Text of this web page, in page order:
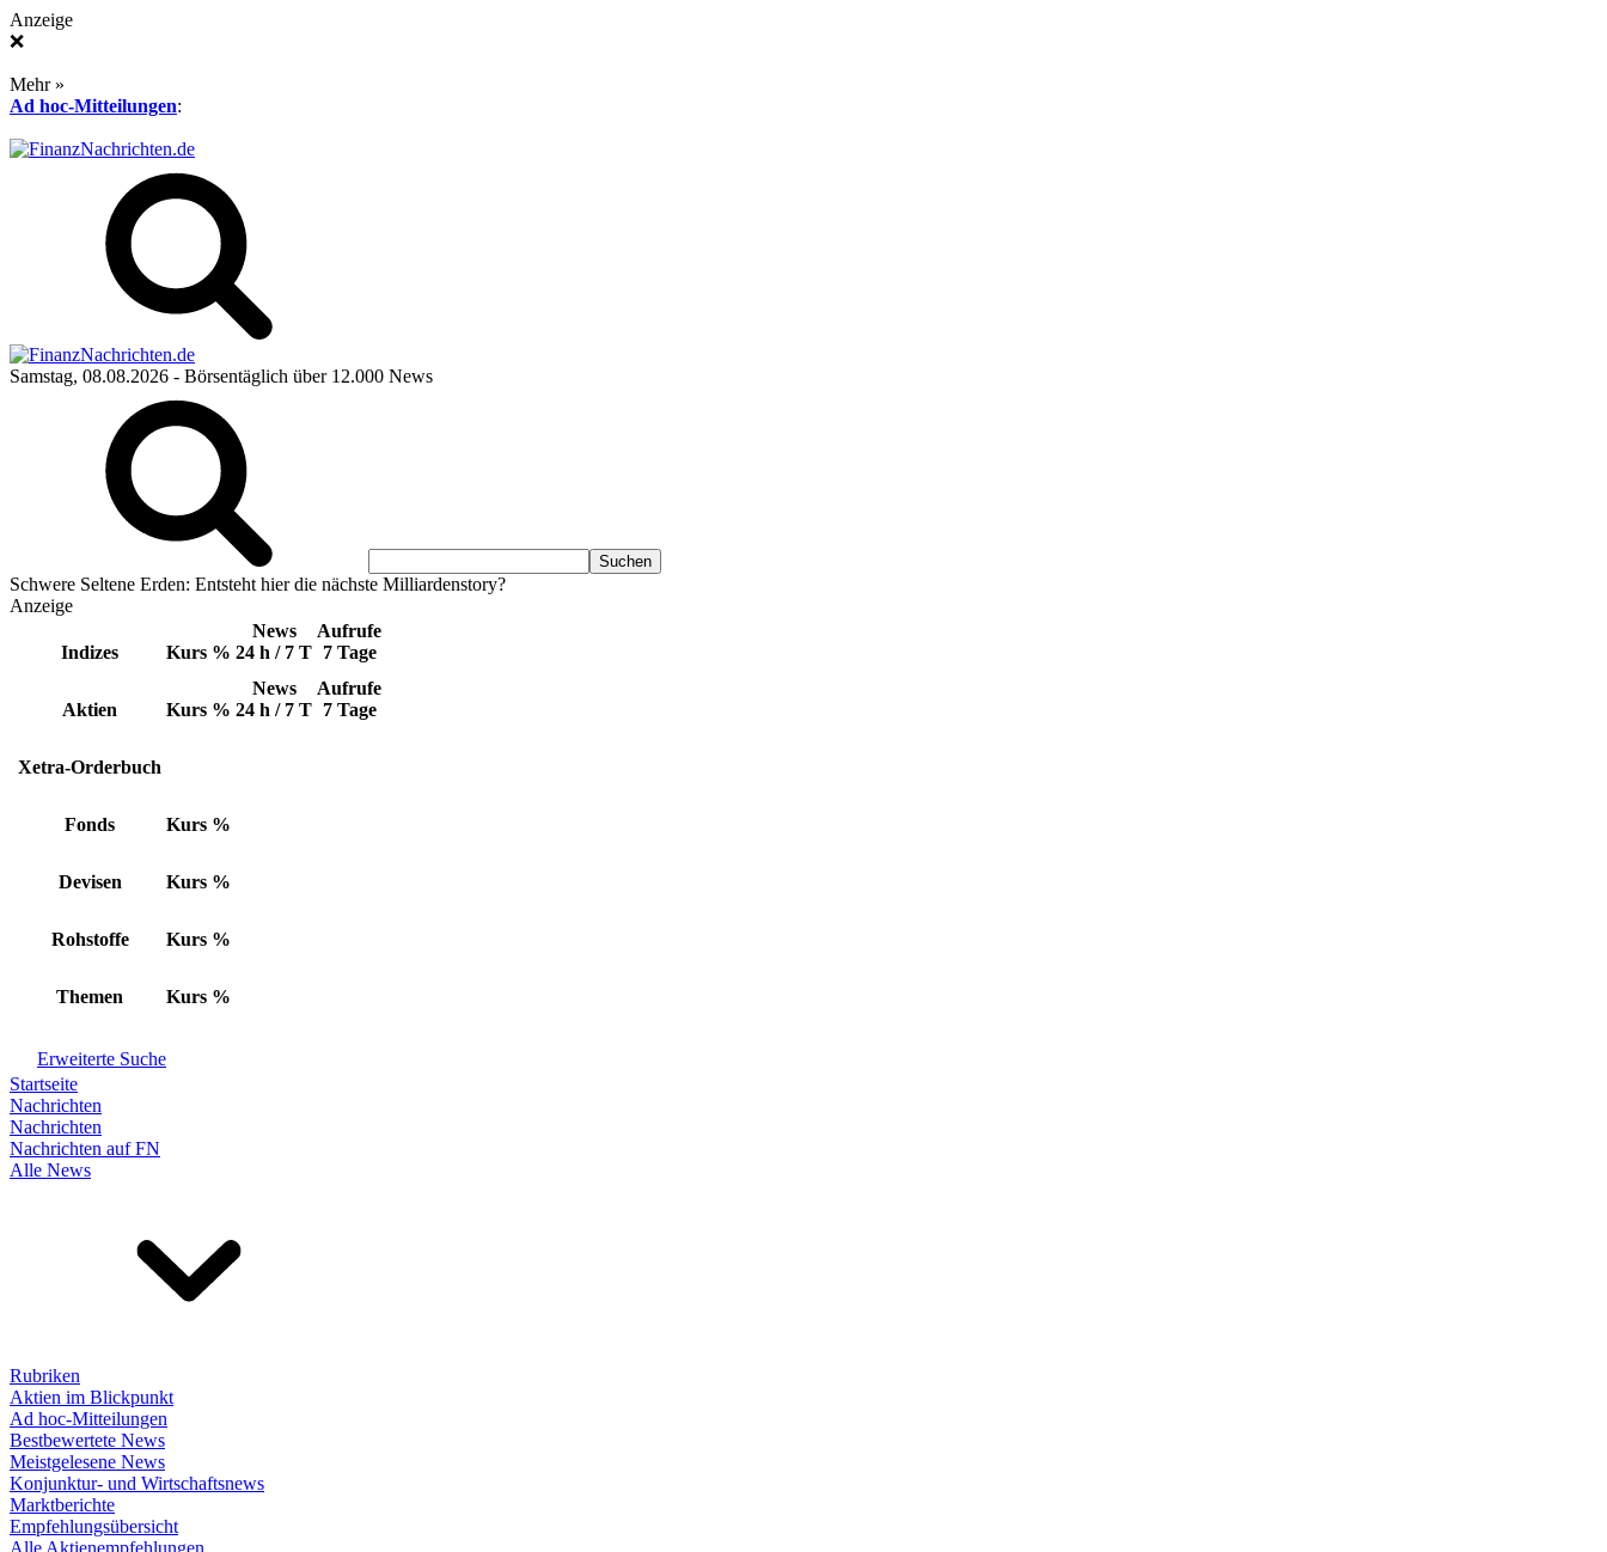
Anzeige
❌
Mehr »
Ad hoc-Mitteilungen:
Samstag, 08.08.2026 - Börsentäglich über 12.000 News
Schwere Seltene Erden: Entsteht hier die nächste Milliardenstory?
Anzeige
Indizes Kurs %
News
24 h / 7 T
Aufrufe
7 Tage
Aktien Kurs %
News
24 h / 7 T
Aufrufe
7 Tage
Xetra-Orderbuch
Fonds Kurs %
Devisen Kurs %
Rohstoffe Kurs %
Themen Kurs %
Erweiterte Suche
Startseite
Nachrichten
Nachrichten
Nachrichten auf FN
Alle News
Rubriken
Aktien im Blickpunkt
Ad hoc-Mitteilungen
Bestbewertete News
Meistgelesene News
Konjunktur- und Wirtschaftsnews
Marktberichte
Empfehlungsübersicht
Alle Aktienempfehlungen